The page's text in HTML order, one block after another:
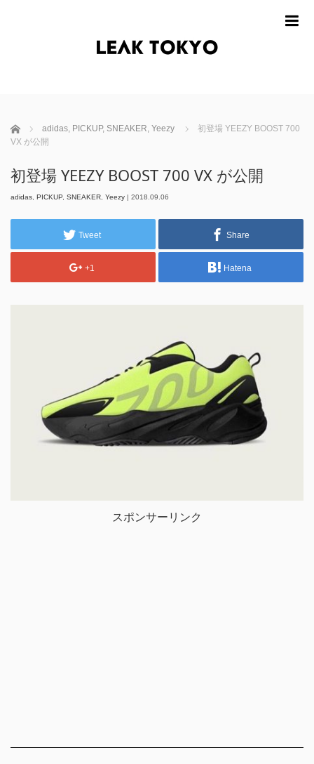
ホーム adidas, PICKUP, SNEAKER, Yeezy
初登場 YEEZY BOOST 700
VX が公開
初登場 YEEZY BOOST 700 VX が公開
adidas PICKUP SNEAKER Yeezy | 2018.09.06
Tweet Share
+1 Hatena
スポンサーリンク